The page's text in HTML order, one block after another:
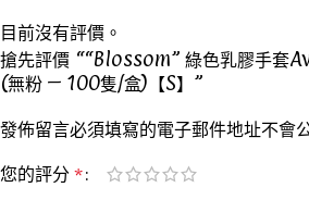
目前沒有評價。
搶先評價 ““Blossom” 綠色乳膠手
(無粉 – 100隻/盒)【S】”
發佈留言必須填寫的電子郵件地址不會
您的評分 *